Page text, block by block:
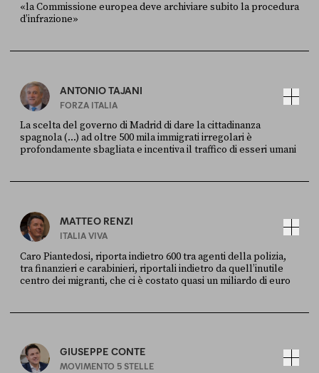
«la Commissione europea deve archiviare subito la procedura
d’infrazione»
ANTONIO TAJANI
FORZA ITALIA
La scelta del governo di Madrid di dare la cittadinanza
spagnola (...) ad oltre 500 mila immigrati irregolari è
profondamente sbagliata e incentiva il traffico di esseri umani
MATTEO RENZI
ITALIA VIVA
Caro Piantedosi, riporta indietro 600 tra agenti della polizia,
tra finanzieri e carabinieri, riportali indietro da quell’inutile
centro dei migranti, che ci è costato quasi un miliardo di euro
GIUSEPPE CONTE
MOVIMENTO 5 STELLE